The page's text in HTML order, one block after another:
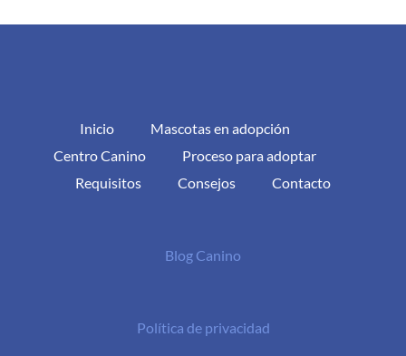
Inicio
Mascotas en adopción
Centro Canino
Proceso para adoptar
Requisitos
Consejos Contacto
Blog Canino
Política de privacidad